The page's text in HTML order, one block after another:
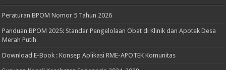
Peraturan BPOM Nomor 5 Tahun 2026
Panduan BPOM 2025: Standar Pengelolaan Obat di Klinik dan Apotek Desa
Merah Putih
Download E-Book : Konsep Aplikasi RME-APOTEK Komunitas